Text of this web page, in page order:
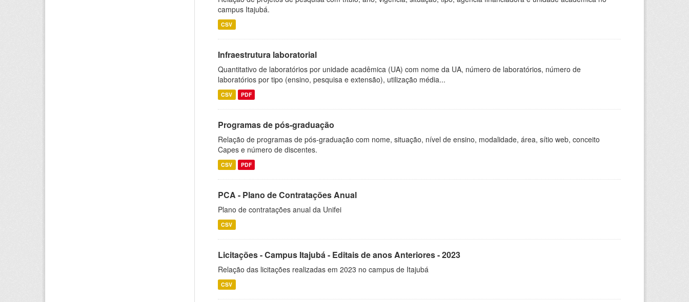
campus Itajubá.
CSV
Infraestrutura laboratorial
Quantitativo de laboratórios por unidade acadêmica (UA) com nome da UA, número de laboratórios, número de
laboratórios por tipo (ensino, pesquisa e extensão), utilização média...
CSV PDF
Programas de pós-graduação
Relação de programas de pós-graduação com nome, situação, nível de ensino, modalidade, área, sítio web, conceito
Capes e número de discentes.
CSV PDF
PCA - Plano de Contratações Anual
Plano de contratações anual da Unifei
CSV
Licitações - Campus Itajubá - Editais de anos Anteriores - 2023
Relação das licitações realizadas em 2023 no campus de Itajubá
CSV